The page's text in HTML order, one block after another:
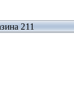
211